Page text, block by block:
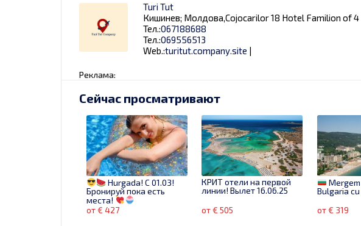
Turi Tut
Кишинев; Молдова,Cojocarilor 18 Hotel Familion of 4
Тел.:067188688
Тел.:069556513
Web.:turitut.company.site |
Реклама:
Сейчас просматривают
Hurgada! C 01.03!
Бронируй пока есть
места!
от € 427
КРИТ отели на первой
линии! Вылет 16.06.25
от € 505
Bulgaria
от € 319